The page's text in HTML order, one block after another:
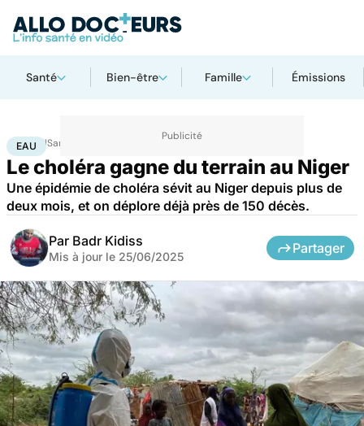
Santé Bien-être Famille Émissions
AccueilSanté Maladies infectieuses
EAU
Le choléra gagne du terrain au Niger
Une épidémie de choléra sévit au Niger depuis plus de
deux mois, et on déplore déjà près de 150 décès.
Par Badr Kidiss
Mis à jour le 25/06/2025
Partager